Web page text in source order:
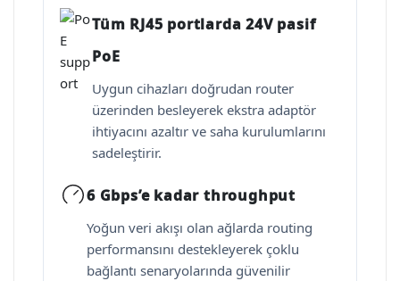
Tüm RJ45 portlarda 24V pasif
PoE
Uygun cihazları doğrudan router
üzerinden besleyerek ekstra adaptör
ihtiyacını azaltır ve saha kurulumlarını
sadeleştirir.
6 Gbps’e kadar throughput
Yoğun veri akışı olan ağlarda routing
performansını destekleyerek çoklu
bağlantı senaryolarında güvenilir